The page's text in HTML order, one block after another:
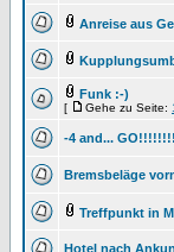
Anreise aus
Funk :-)
[ Gehe zu Seite:
-4 and...
Bremsbeläge
Treffpunkt in
Hotel nach